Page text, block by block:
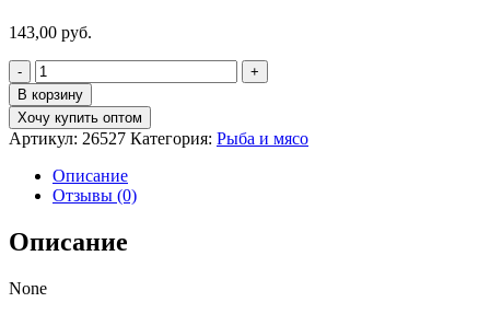
143,00 руб.
Количество
товара
Сельдь
тихоокеанская
с/
300+
(2*10)
Эглайне
В корзину
Хочу купить оптом
Артикул: 26527 Категория: Рыба и мясо
Описание
Отзывы (0)
Описание
None